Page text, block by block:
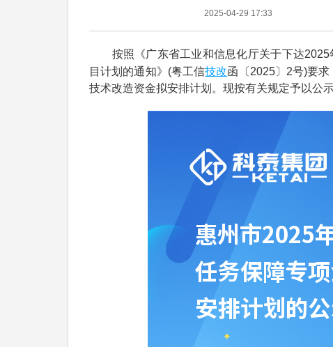
2025-04-29 17:33
按照《广东省工业和信息化厅关于下达2025
目计划的通知》(粤工信技改函〔2025〕2号)要
技术改造资金拟安排计划。现按有关规定予以公示